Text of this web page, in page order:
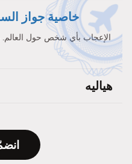
خاصية جواز
الإعجاب بأي شخص حول
هياليه